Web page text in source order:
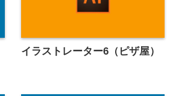
イラストレーター6（ピザ屋）